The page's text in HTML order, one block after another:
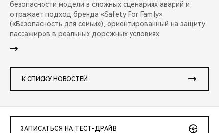
безопасности модели в сложных сценариях аварий и
отражает подход бренда «Safety For Family»
(«Безопасность для семьи»), ориентированный на защиту
пассажиров в реальных дорожных условиях.
К СПИСКУ НОВОСТЕЙ
ЗАПИСАТЬСЯ НА ТЕСТ-ДРАЙВ